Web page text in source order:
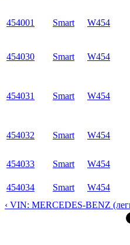
454001 Smart W454
454030 Smart W454
454031 Smart W454
454032 Smart W454
454033 Smart W454
454034 Smart W454
‹ VIN: MERCEDES-BENZ